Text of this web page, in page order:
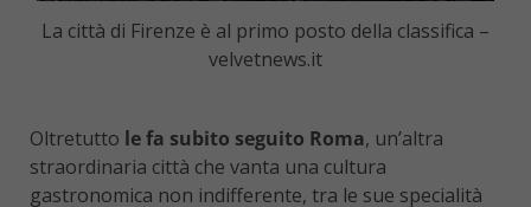
La città di Firenze è al primo posto della classifica –
velvetnews.it
Oltretutto le fa subito seguito Roma, un’altra
straordinaria città che vanta una cultura
gastronomica non indifferente, tra le sue specialità